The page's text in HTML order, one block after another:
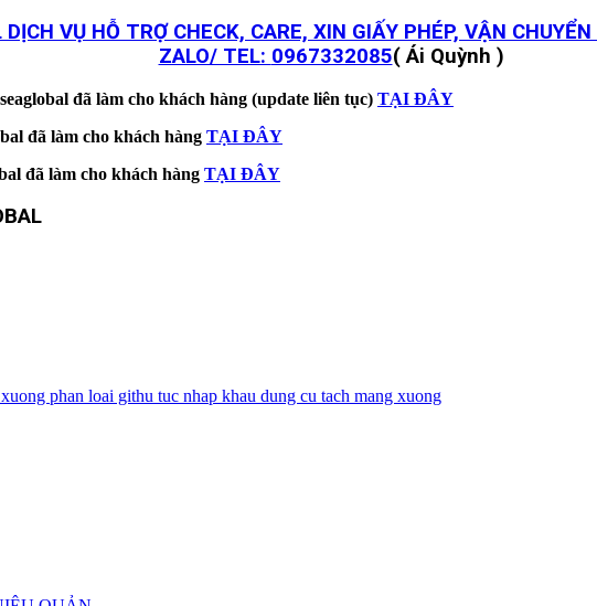
VỤ HỖ TRỢ CHECK, CARE, XIN GIẤY PHÉP, VẬN
ZALO/ TEL: 0967332085( Ái Quỳnh )
đã làm cho khách hàng (update liên tục) TẠI ĐÂY
đã làm cho khách hàng TẠI ĐÂY
đã làm cho khách hàng TẠI ĐÂY
phan loai githu tuc nhap khau dung cu tach mang xuong